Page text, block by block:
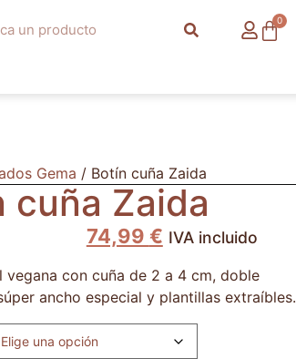
0
Gema / Botín cuña Zaida
cuña Zaida
74,99 € IVA incluido
vegana con cuña de 2 a 4 cm, doble
ancho especial y plantillas extraíbles.